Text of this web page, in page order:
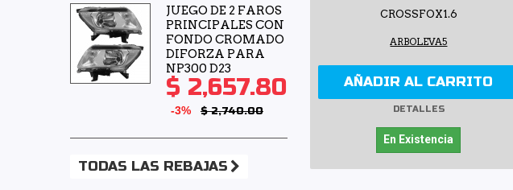
JUEGO DE 2 FAROS
PRINCIPALES CON
FONDO CROMADO
DIFORZA PARA
NP300 D23
$ 2,657.80
-3% $ 2,740.00
TODAS LAS REBAJAS
CROSSFOX1.6
ARBOLEVA5
AÑADIR AL CARRITO
DETALLES
En Existencia